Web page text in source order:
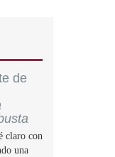
de
claro con
una